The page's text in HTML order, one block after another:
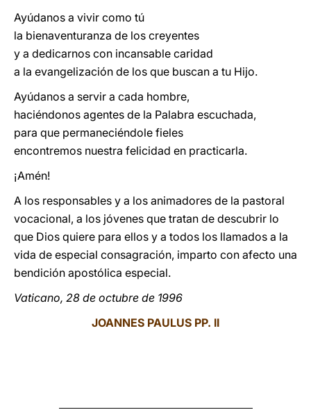
Ayúdanos a vivir como tú
la bienaventuranza de los creyentes
y a dedicarnos con incansable caridad
a la evangelización de los que buscan a tu Hijo.
Ayúdanos a servir a cada hombre,
haciéndonos agentes de la Palabra escuchada,
para que permaneciéndole fieles
encontremos nuestra felicidad en practicarla.
¡Amén!
A los responsables y a los animadores de la pastoral
vocacional, a los jóvenes que tratan de descubrir lo
que Dios quiere para ellos y a todos los llamados a la
vida de especial consagración, imparto con afecto una
bendición apostólica especial.
Vaticano, 28 de octubre de 1996
JOANNES PAULUS PP. II